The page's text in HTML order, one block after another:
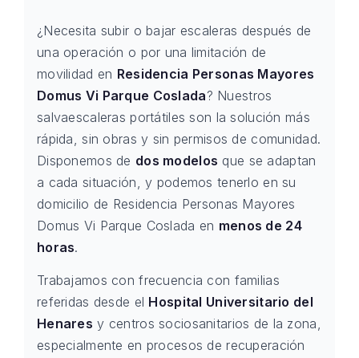
¿Necesita subir o bajar escaleras después de
una operación o por una limitación de
movilidad en Residencia Personas Mayores
Domus Vi Parque Coslada? Nuestros
salvaescaleras portátiles son la solución más
rápida, sin obras y sin permisos de comunidad.
Disponemos de dos modelos que se adaptan
a cada situación, y podemos tenerlo en su
domicilio de Residencia Personas Mayores
Domus Vi Parque Coslada en menos de 24
horas.
Trabajamos con frecuencia con familias
referidas desde el Hospital Universitario del
Henares y centros sociosanitarios de la zona,
especialmente en procesos de recuperación